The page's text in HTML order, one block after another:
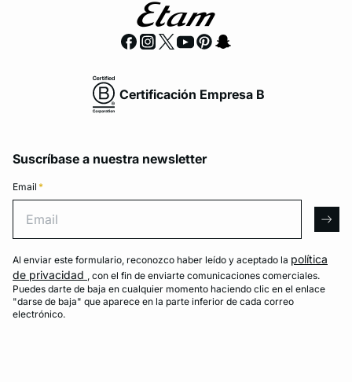
Certificación Empresa B
Suscríbase a nuestra newsletter
Email *
Al enviar este formulario, reconozco haber leído y aceptado la política
de privacidad , con el fin de enviarte comunicaciones comerciales.
Puedes darte de baja en cualquier momento haciendo clic en el enlace
"darse de baja" que aparece en la parte inferior de cada correo
electrónico.